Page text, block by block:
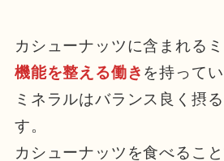
カシューナッツに含まれる
機能を整える働き を持ってい
ミネラルはバランス良く摂
す。
カシューナッツを食べるこ